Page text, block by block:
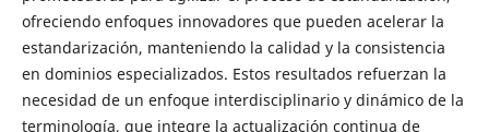
ofreciendo enfoques innovadores que pueden acelerar la
estandarización, manteniendo la calidad y la consistencia
en dominios especializados. Estos resultados refuerzan la
necesidad de un enfoque interdisciplinario y dinámico de la
terminología, que integre la actualización continua de